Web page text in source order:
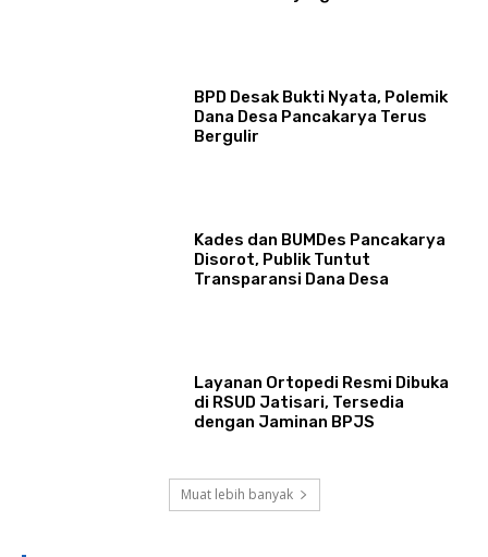
BPD Desak Bukti Nyata, Polemik
Dana Desa Pancakarya Terus
Bergulir
Kades dan BUMDes Pancakarya
Disorot, Publik Tuntut
Transparansi Dana Desa
Layanan Ortopedi Resmi Dibuka
di RSUD Jatisari, Tersedia
dengan Jaminan BPJS
Muat lebih banyak